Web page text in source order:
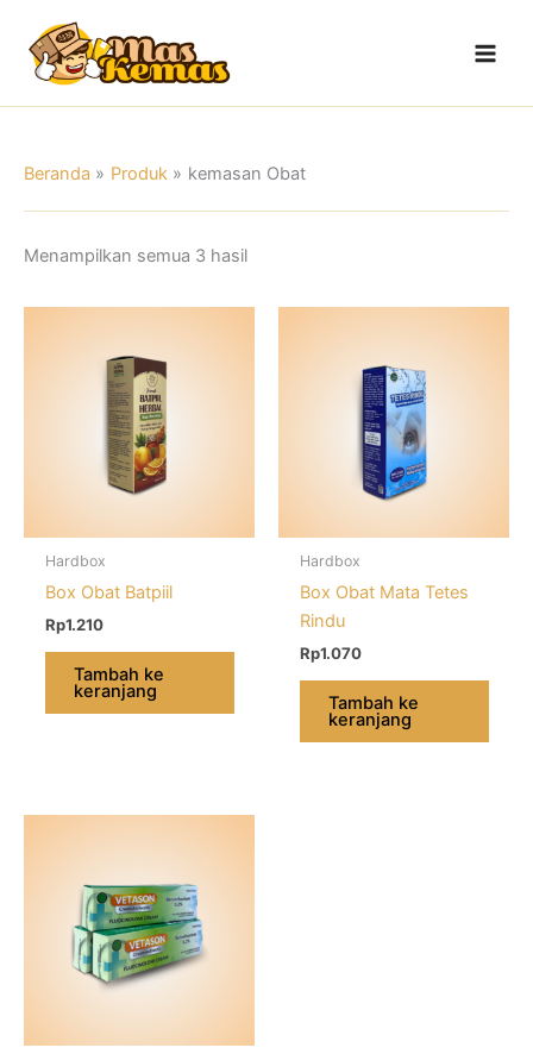
konten
Beranda Produk kemasan Obat
Menampilkan semua 3 hasil
Hardbox
Box Obat Batpiil
Rp1.210
Tambah ke
keranjang
Hardbox
Box Obat Mata Tetes
Rindu
Rp1.070
Tambah ke
keranjang